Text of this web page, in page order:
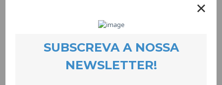
incluiu vários cartazes concebidos por uma turma de 9º ano da
processo de capacitação de 6 sessões que envolveu
estudantes da UBI através da metodologia educação por
pares. Os cartazes ficaram expostos em dois espaços de